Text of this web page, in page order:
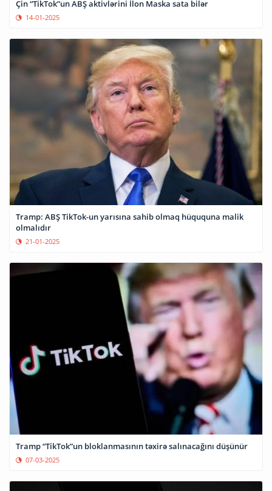
Çin “TikTok”un ABŞ aktivlərini İlon Maska sata bilər
14-01-2025
Tramp: ABŞ TikTok-un yarısına sahib olmaq hüququna malik
olmalıdır
21-01-2025
Tramp “TikTok”un bloklanmasının təxirə salınacağını düşünür
07-03-2025